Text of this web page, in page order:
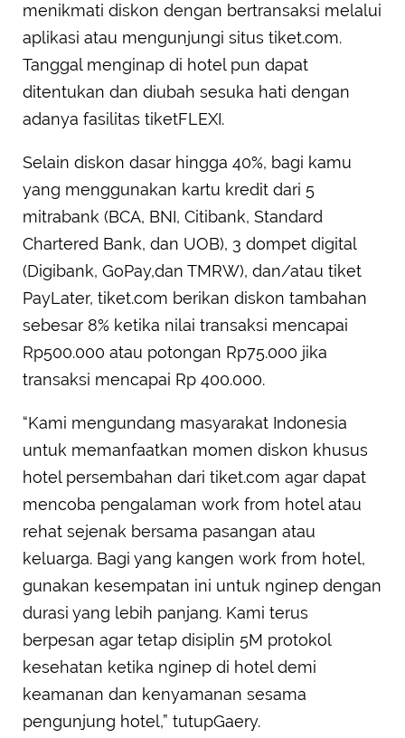
menikmati diskon dengan bertransaksi melalui
aplikasi atau mengunjungi situs tiket.com.
Tanggal menginap di hotel pun dapat
ditentukan dan diubah sesuka hati dengan
adanya fasilitas tiketFLEXI.
Selain diskon dasar hingga 40%, bagi kamu
yang menggunakan kartu kredit dari 5
mitrabank (BCA, BNI, Citibank, Standard
Chartered Bank, dan UOB), 3 dompet digital
(Digibank, GoPay,dan TMRW), dan/atau tiket
PayLater, tiket.com berikan diskon tambahan
sebesar 8% ketika nilai transaksi mencapai
Rp500.000 atau potongan Rp75.000 jika
transaksi mencapai Rp 400.000.
“Kami mengundang masyarakat Indonesia
untuk memanfaatkan momen diskon khusus
hotel persembahan dari tiket.com agar dapat
mencoba pengalaman work from hotel atau
rehat sejenak bersama pasangan atau
keluarga. Bagi yang kangen work from hotel,
gunakan kesempatan ini untuk nginep dengan
durasi yang lebih panjang. Kami terus
berpesan agar tetap disiplin 5M protokol
kesehatan ketika nginep di hotel demi
keamanan dan kenyamanan sesama
pengunjung hotel,” tutupGaery.